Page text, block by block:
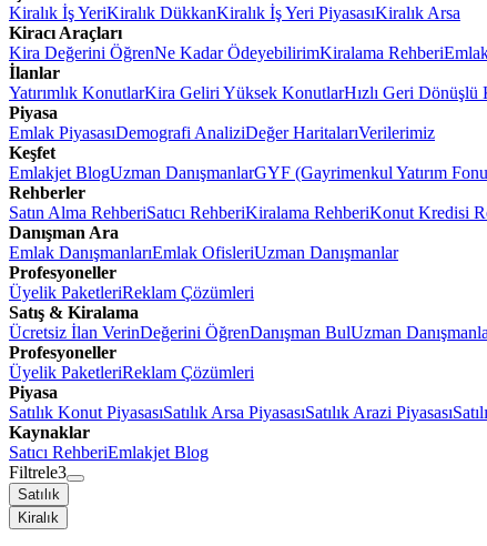
Kiralık İş YeriKiralık DükkanKiralık İş Yeri PiyasasıKiralık Arsa
Kiracı Araçları
Kira Değerini ÖğrenNe Kadar ÖdeyebilirimKiralama Rehberi
İlanlar
Yatırımlık KonutlarKira Geliri Yüksek KonutlarHızlı Geri Dönüşlü
Piyasa
Emlak PiyasasıDemografi AnaliziDeğer HaritalarıVerilerimiz
Keşfet
Emlakjet BlogUzman DanışmanlarGYF (Gayrimenkul Yatırım
Rehberler
Satın Alma RehberiSatıcı RehberiKiralama RehberiKonut Kredisi
Danışman Ara
Emlak DanışmanlarıEmlak OfisleriUzman Danışmanlar
Profesyoneller
Üyelik PaketleriReklam Çözümleri
Satış & Kiralama
Ücretsiz İlan VerinDeğerini ÖğrenDanışman BulUzman
Profesyoneller
Üyelik PaketleriReklam Çözümleri
Piyasa
Satılık Konut PiyasasıSatılık Arsa PiyasasıSatılık Arazi Piyasası
Kaynaklar
Satıcı RehberiEmlakjet Blog
Filtrele3
Satılık
Kiralık